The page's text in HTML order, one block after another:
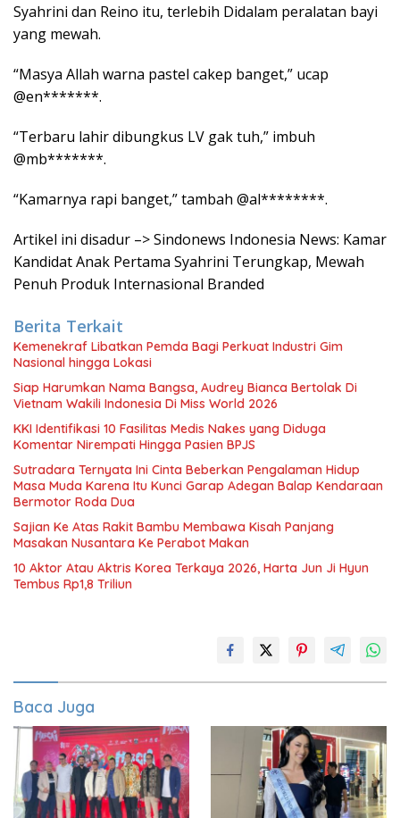
Syahrini dan Reino itu, terlebih Didalam peralatan bayi
yang mewah.
“Masya Allah warna pastel cakep banget,” ucap
@en*******.
“Terbaru lahir dibungkus LV gak tuh,” imbuh
@mb*******.
“Kamarnya rapi banget,” tambah @al********.
Artikel ini disadur –> Sindonews Indonesia News: Kamar
Kandidat Anak Pertama Syahrini Terungkap, Mewah
Penuh Produk Internasional Branded
Berita Terkait
Kemenekraf Libatkan Pemda Bagi Perkuat Industri Gim
Nasional hingga Lokasi
Siap Harumkan Nama Bangsa, Audrey Bianca Bertolak Di
Vietnam Wakili Indonesia Di Miss World 2026
KKI Identifikasi 10 Fasilitas Medis Nakes yang Diduga
Komentar Nirempati Hingga Pasien BPJS
Sutradara Ternyata Ini Cinta Beberkan Pengalaman Hidup
Masa Muda Karena Itu Kunci Garap Adegan Balap Kendaraan
Bermotor Roda Dua
Sajian Ke Atas Rakit Bambu Membawa Kisah Panjang
Masakan Nusantara Ke Perabot Makan
10 Aktor Atau Aktris Korea Terkaya 2026, Harta Jun Ji Hyun
Tembus Rp1,8 Triliun
Baca Juga